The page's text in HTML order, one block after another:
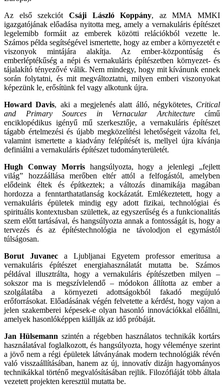
Az első szekciót Csáji László Koppány, az MMA MMKI
igazgatójának előadása nyitotta meg, amely a vernakuláris építészet
legelemibb formáit az emberek közötti relációkból vezette le.
Számos példa segítségével ismertette, hogy az ember a környezetét e
viszonyok mintájára alakítja. Az ember-központúság és
emberléptékűség a népi és vernakuláris építészetben környezet- és
tájalakító tényezővé válik. Nem mindegy, hogy mit kívánunk ennek
során folytatni, és mit megváltoztatni, milyen emberi viszonyokat
képezünk le, erősítünk fel vagy alkotunk újra.
Howard Davis, aki a megjelenés alatt álló, négykötetes, Critical
and Primary Sources in Vernacular Architecture című
enciklopédikus igényű mű szerkesztője, a vernakuláris építészet
tágabb értelmezési és újabb megközelítési lehetőségeit vázolta fel,
valamint ismertette a kiadvány felépítését is, mellyel újra kívánja
definiálni a vernakuláris építészet tudományterületét.
Hugh Conway Morrishangsúlyozta, hogy a jelenlegi „fejlett
világ” hozzáállása merőben eltér attól a felfogástól, amelyben
elődeink éltek és építkeztek; a változás dinamikája magában
hordozza a fenntarthatatlanság kockázatát. Emlékeztetett, hogy a
vernakuláris épületek mindig egy adott fizikai, technológiai és
spirituális kontextusban születtek, az egyszerűség és a funkcionalitás
szem előtt tartásával, és hangsúlyozta annak a fontosságát is, hogy a
tervezés és az építéstechnológia ne távolodjon el egymástól
túlságosan.
Borut Juvanec a Ljubljanai Egyetem professor emeritusa a
vernakuláris építészet energiahasználatát mutatta be. Számos
példával illusztrálta, hogy a vernakuláris építészetben milyen –
sokszor ma is megszívlelendő – módokon állította az ember a
szolgálatába a környezeti adottságokból fakadó megújuló
erőforrásokat. Előadásának végén felvetette a kérdést, hogy vajon a
jelen szakemberei képesek-e olyan hasonló innovációkkal előállni,
amelyek hasonlóképpen kiállják az idő próbáját.
Jan Hülsemann szintén a régebben használatos technikák kortárs
használatával foglalkozott, és hangsúlyozta, hogy véleménye szerint
a jövő nem a régi épületek látványának modern technológiák révén
való visszaállításában, hanem az új, innovatív dizájn hagyományos
technikákkal történő megvalósításában rejlik. Filozófiáját több általa
vezetett projekten keresztül mutatta be.